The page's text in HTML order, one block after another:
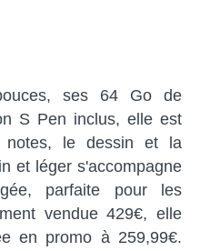
ses 64 Go de
S Pen inclus, elle est
le dessin et la
et léger s'accompagne
parfaite pour les
vendue 429€, elle
en promo à 259,99€.